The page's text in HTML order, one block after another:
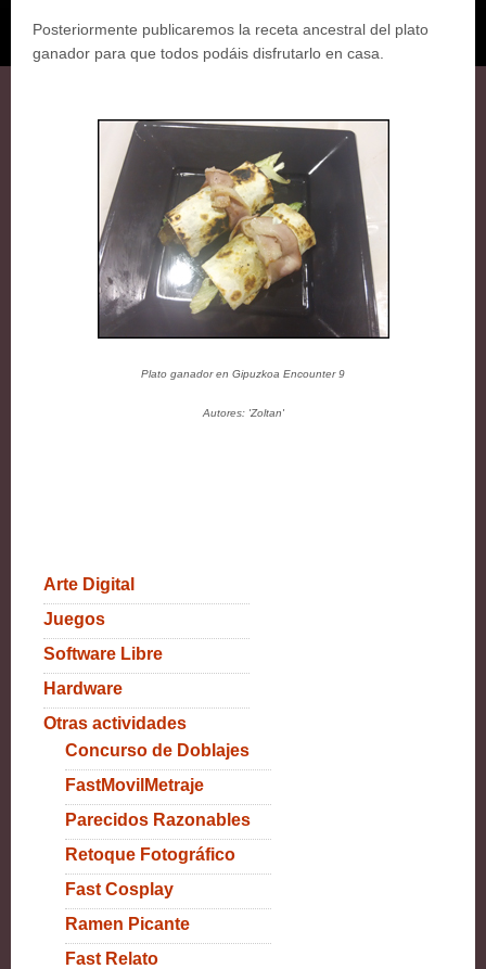
Posteriormente publicaremos la receta ancestral del plato
ganador para que todos podáis disfrutarlo en casa.
Plato ganador en Gipuzkoa Encounter 9
Autores: 'Zoltan'
Arte Digital
Juegos
Software Libre
Hardware
Otras actividades
Concurso de Doblajes
FastMovilMetraje
Parecidos Razonables
Retoque Fotográfico
Fast Cosplay
Ramen Picante
Fast Relato